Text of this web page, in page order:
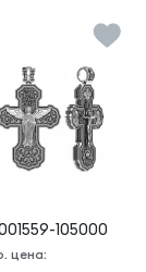
105000
цена: